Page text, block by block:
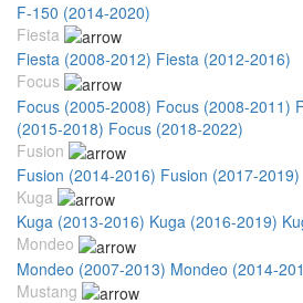
F-150 (2014-2020)
Fiesta
Fiesta (2008-2012) Fiesta (2012-2016)
Focus
Focus (2005-2008) Focus (2008-2011)
(2015-2018) Focus (2018-2022)
Fusion
Fusion (2014-2016) Fusion (2017-2019)
Kuga
Kuga (2013-2016) Kuga (2016-2019)
Mondeo
Mondeo (2007-2013) Mondeo (2014-
Mustang